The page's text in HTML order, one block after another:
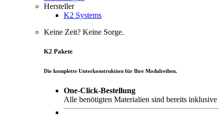
Hersteller
K2 Systems
Keine Zeit? Keine Sorge.
K2 Pakete
Die komplette Unterkonstruktion für Ihre Modulreihen.
One-Click-Bestellung
Alle benötigten Materialien sind bereits inklusive